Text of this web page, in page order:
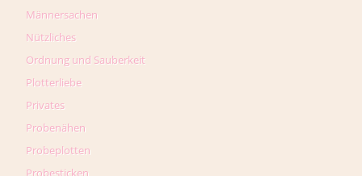
Männersachen
Nützliches
Ordnung und Sauberkeit
Plotterliebe
Privates
Probenähen
Probeplotten
Probesticken